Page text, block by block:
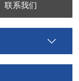
联系我们